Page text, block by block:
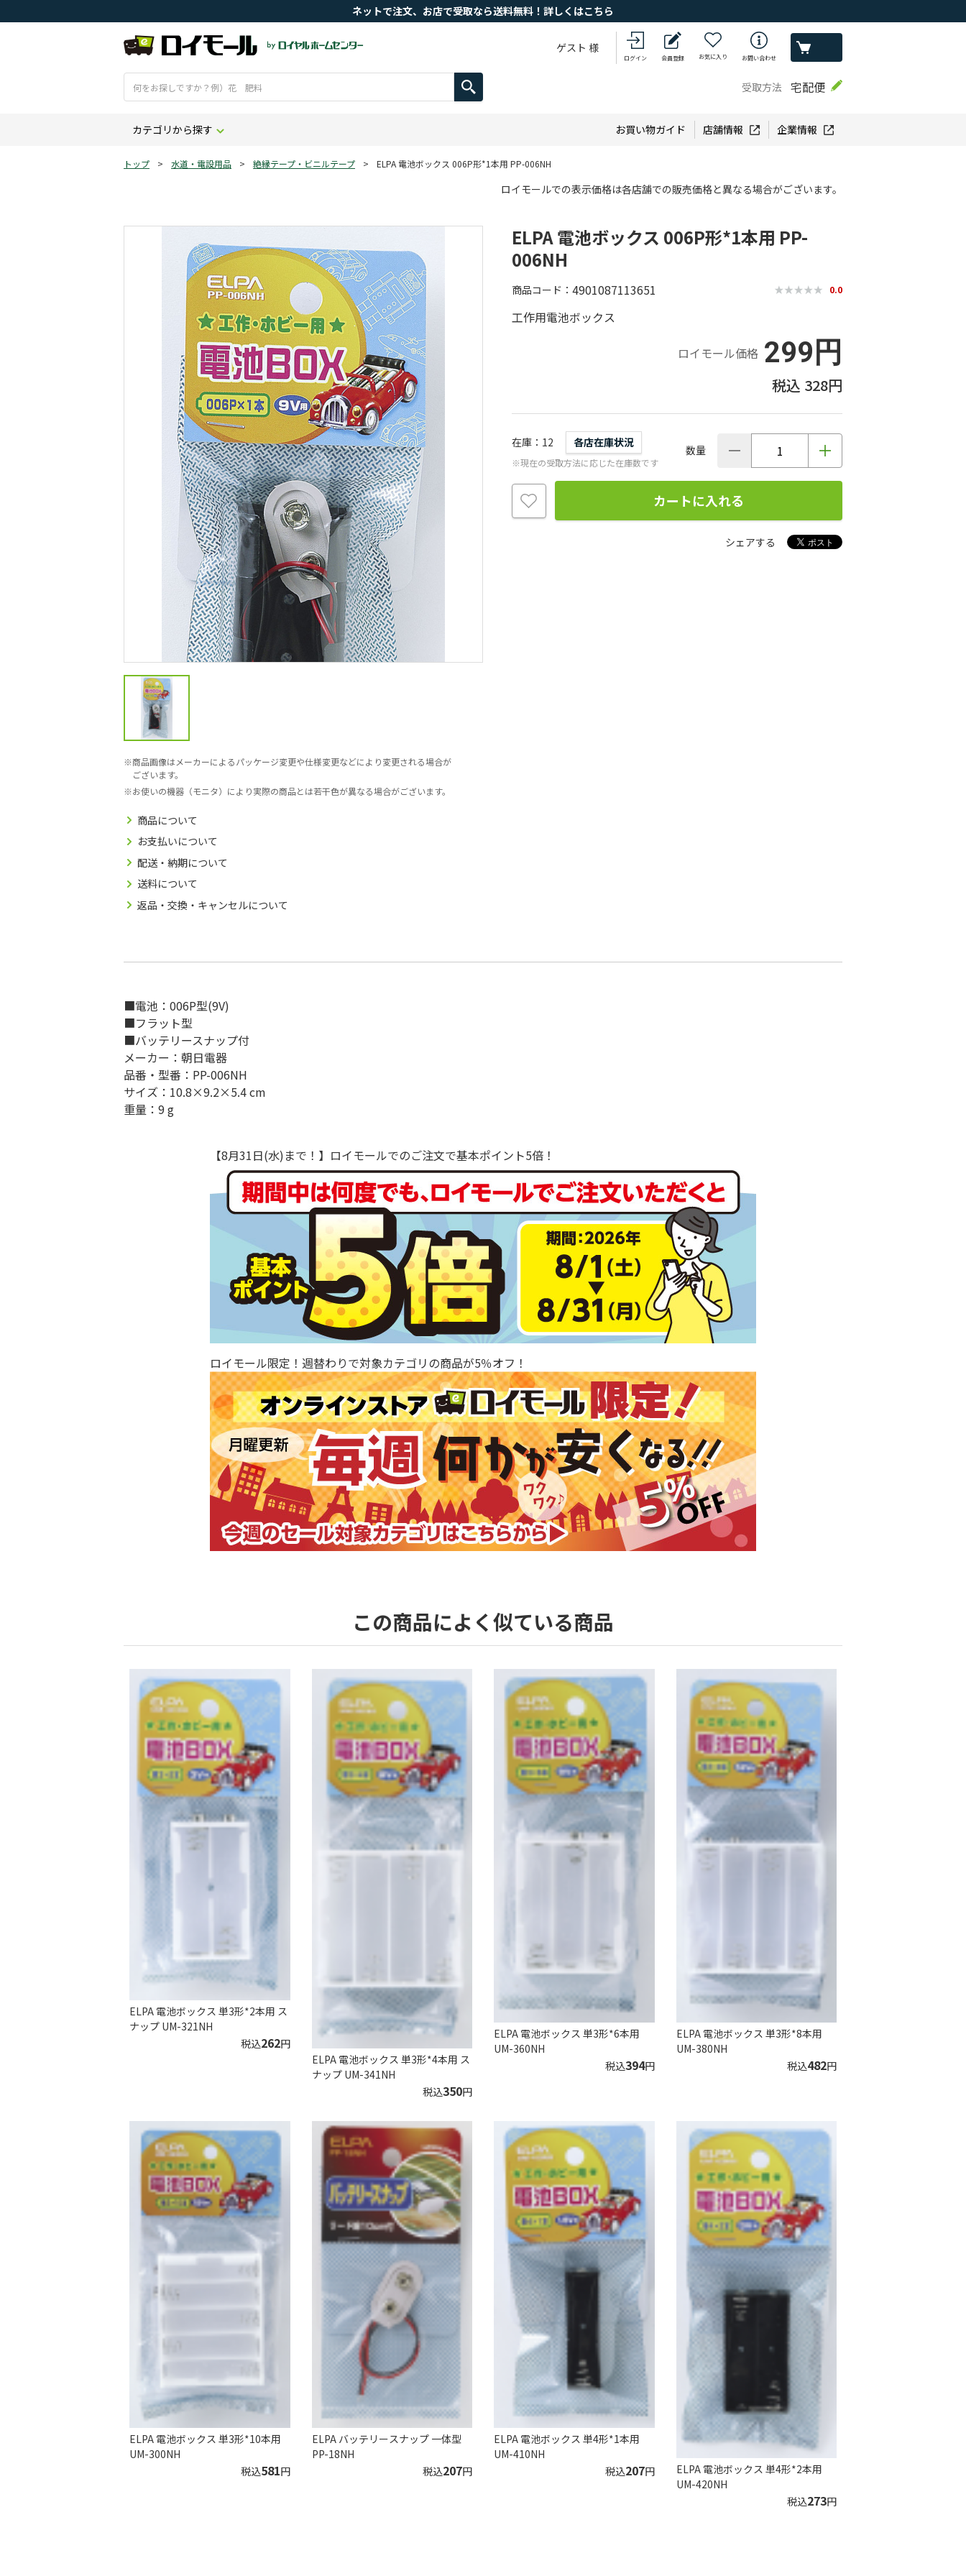
ネットで注文、お店で受取なら送料無料！詳しくはこちら
ゲスト 様
ログイン 会員登録 お気に入り お問い合わせ
受取方法 宅配便
カテゴリから探す お買い物ガイド 店舗情報 企業情報
トップ > 水道・電設用品 > 絶縁テープ・ビニルテープ > ELPA 電池ボックス 006P形*1本用 PP-006NH
ロイモールでの表示価格は各店舗での販売価格と異なる場合がございます。
商品画像はメーカーによるパッケージ変更や仕様変更などにより変更される場合が
ございます。
お使いの機器（モニタ）により実際の商品とは若干色が異なる場合がございます。
商品について
お支払いについて
配送・納期について
送料について
返品・交換・キャンセルについて
ELPA 電池ボックス 006P形*1本用 PP-
006NH
商品コード 4901087113651 0.0
工作用電池ボックス
ロイモール価格 299円
328円
在庫 12 各店在庫状況
※現在の受取方法に応じた在庫数です
数量
カートに入れる
シェアする
■電池：006P型(9V)
■フラット型
■バッテリースナップ付
メーカー：朝日電器
品番・型番：PP-006NH
サイズ：10.8×9.2×5.4 cm
重量：9 g
【8月31日(水)まで！】ロイモールでのご注文で基本ポイント5倍！
ロイモール限定！週替わりで対象カテゴリの商品が5％オフ！
この商品によく似ている商品
ELPA 電池ボックス 単3形*2本用 ス
ナップ UM-321NH
税込262円
ELPA 電池ボックス 単3形*4本用 ス
ナップ UM-341NH
税込350円
ELPA 電池ボックス 単3形*6本用
UM-360NH
税込394円
ELPA 電池ボックス 単3形*8本用
UM-380NH
税込482円
ELPA 電池ボックス 単3形*10本用
UM-300NH
税込581円
ELPA バッテリースナップ 一体型
PP-18NH
税込207円
ELPA 電池ボックス 単4形*1本用
UM-410NH
税込207円
ELPA 電池ボックス 単4形*2本用
UM-420NH
税込273円